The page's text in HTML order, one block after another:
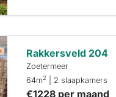
Rakkersveld 204
Zoetermeer
64m2 | 2 slaapkamers
€1228 per maand